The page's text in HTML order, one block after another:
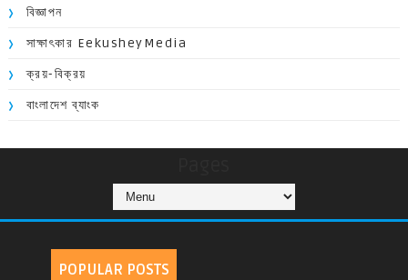
বিজ্ঞাপন
সাক্ষাৎকার EekusheyMedia
ক্রয়-বিক্রয়
বাংলাদেশ ব্যাংক
POPULAR POSTS